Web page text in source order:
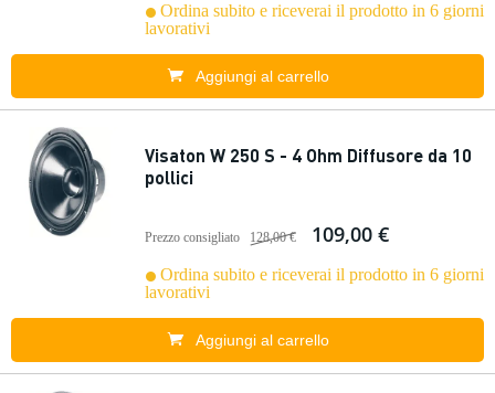
Ordina subito e riceverai il prodotto in 6 giorni
lavorativi
Aggiungi al carrello
Visaton W 250 S - 4 Ohm Diffusore da 10
pollici
Prezzo consigliato 128,00 € 109,00 €
Ordina subito e riceverai il prodotto in 6 giorni
lavorativi
Aggiungi al carrello